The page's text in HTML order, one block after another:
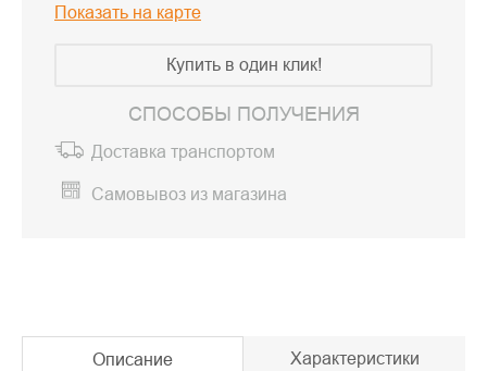
Показать на карте
Купить в один клик!
СПОСОБЫ ПОЛУЧЕНИЯ
Доставка транспортом
Самовывоз из магазина
Описание Характеристики